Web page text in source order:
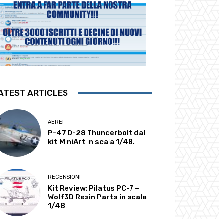
ARTICLES
AEREI
P-47 D-28 Thunderbolt dal
kit MiniArt in scala 1/48.
RECENSIONI
Kit Review: Pilatus PC-7 –
Wolf3D Resin Parts in scala
1/48.